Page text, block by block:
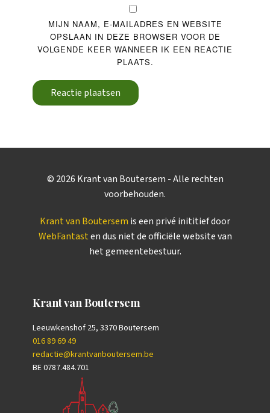
MIJN NAAM, E-MAILADRES EN WEBSITE
OPSLAAN IN DEZE BROWSER VOOR DE
VOLGENDE KEER WANNEER IK EEN REACTIE
PLAATS.
Reactie plaatsen
© 2026 Krant van Boutersem - Alle rechten
voorbehouden.
Krant van Boutersem is een privé inititief door
WebFantasten dus niet de officiële website van
het gemeentebestuur.
Krant van Boutersem
Leeuwkenshof 25, 3370 Boutersem
016 89 69 49
redactie@krantvanboutersem.be
BE 0787.484.701